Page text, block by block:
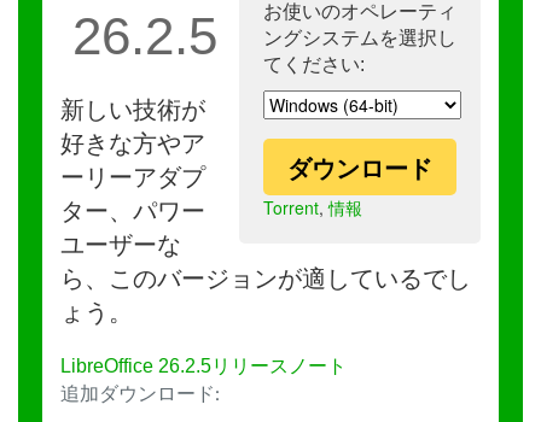
お使いのオペレーティ
ングシステムを選択し
てください:
ダウンロード
Torrent,情報
26.2.5
新しい技術が
好きな方やア
ーリーアダプ
ター、パワー
ユーザーな
ら、このバージョンが適しているでし
ょう。
LibreOffice 26.2.5リリースノート
追加ダウンロード: